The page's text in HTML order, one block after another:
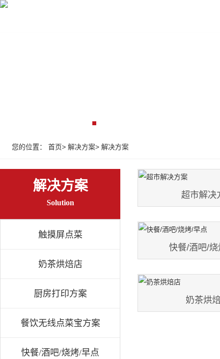
您的位置： 首页> 解决方案> 解决方案
解决方案
Solution
触摸屏点菜
奶茶烘焙店
厨房打印方案
餐饮无线点菜宝方案
快餐/酒吧/烧烤/早点
超市解决
快餐/酒吧/
奶茶烘